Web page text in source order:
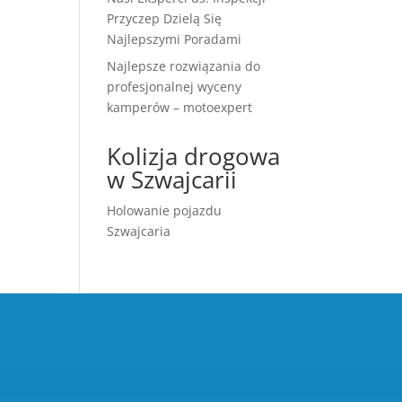
Przyczep Dzielą Się
Najlepszymi Poradami
Najlepsze rozwiązania do
profesjonalnej wyceny
kamperów – motoexpert
Kolizja drogowa
w Szwajcarii
Holowanie pojazdu
Szwajcaria